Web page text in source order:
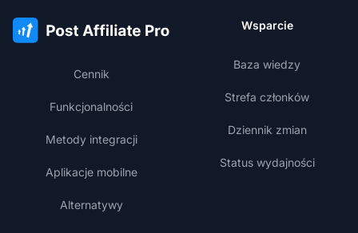
Cennik
Funkcjonalności
Metody integracji
Aplikacje mobilne
Alternatywy
Wsparcie
Baza wiedzy
Strefa członków
Dziennik zmian
Status wydajności